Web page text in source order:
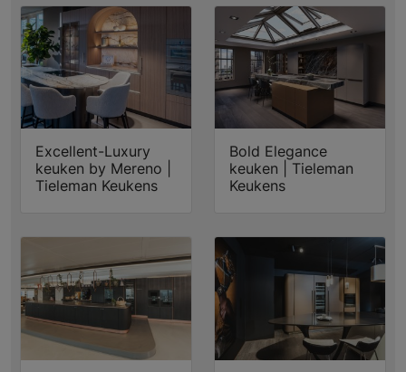
Excellent-Luxury
keuken by Mereno |
Tieleman Keukens
Bold Elegance
keuken | Tieleman
Keukens